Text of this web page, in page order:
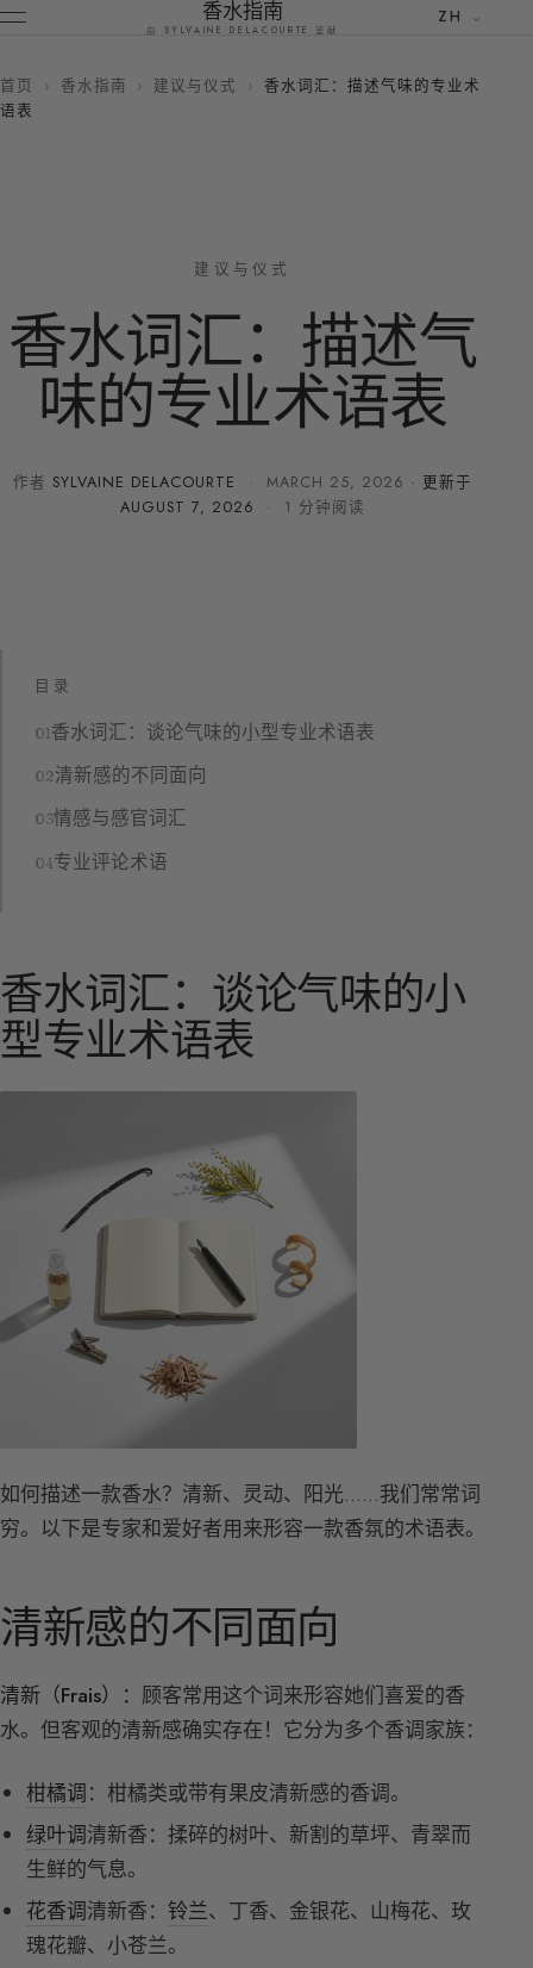
香水指南
由 SYLVAINE DELACOURTE 呈献
ZH
首页 › 香水指南 › 建议与仪式 › 香水词汇：描述气味的专业术
语表
建议与仪式
香水词汇：描述气
味的专业术语表
作者 SYLVAINE DELACOURTE · MARCH 25, 2026 · 更新于
AUGUST 7, 2026
· 1 分钟阅读
目录
香水词汇：谈论气味的小型专业术语表
清新感的不同面向
情感与感官词汇
专业评论术语
香水词汇：谈论气味的小
型专业术语表
如何描述一款香水？清新、灵动、阳光……我们常常词
穷。以下是专家和爱好者用来形容一款香氛的术语表。
清新感的不同面向
清新（Frais）： 顾客常用这个词来形容她们喜爱的香
水。但客观的清新感确实存在！它分为多个香调家族：
柑橘调：柑橘类或带有果皮清新感的香调。
绿叶调清新香：揉碎的树叶、新割的草坪、青翠而
生鲜的气息。
花香调清新香：铃兰、丁香、金银花、山梅花、玫
瑰花瓣、小苍兰。